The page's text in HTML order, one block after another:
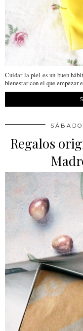
Cuidar la piel es un buen
bienestar con el que empezar
Regalos